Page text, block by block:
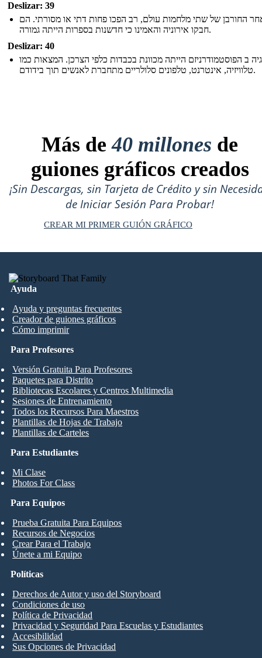
Deslizar: 39
החורבן של שתי מלחמות עולם, רב הפכו פחות דתי או מסורתי. הם
חבקו אירוניה והאמינו כי חדשנות בספרות הייתה גמורה.
Deslizar: 40
ב הפוסטמודרניזם הייתה מכוונת בכבדות כלפי הצרכן. המצאות כמו
טלוויזיה, אינטרנט, טלפונים סלולריים מתחברת לאנשים תוך בידודם.
Más de40 millones de
guiones gráficos creados
¡Sin Descargas, sin Tarjeta de Crédito y sin
de Iniciar Sesión Para Probar!
CREAR MI PRIMER GUIÓN GRÁFICO
Ayuda
Ayuda y preguntas frecuentes
Creador de guiones gráficos
Cómo imprimir
Para Estudiantes
Mi Clase
Photos For Class
Para Profesores
Versión Gratuita Para Profesores
Paquetes para Distrito
Bibliotecas Escolares y Centros Multimedia
Sesiones de Entrenamiento
Todos los Recursos Para Maestros
Plantillas de Hojas de Trabajo
Plantillas de Carteles
Para Equipos
Prueba Gratuita Para Equipos
Recursos de Negocios
Crear Para el Trabajo
Únete a mi Equipo
Políticas
Derechos de Autor y uso del Storyboard
Condiciones de uso
Política de Privacidad
Privacidad y Seguridad Para Escuelas y Estudiantes
Accesibilidad
Sus Opciones de Privacidad